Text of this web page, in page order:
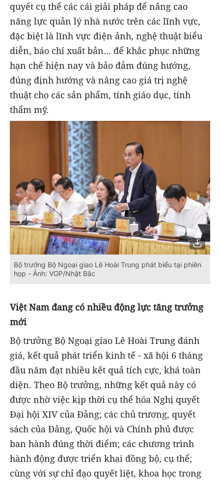
quyết cụ thể các cái giải pháp để nâng cao
năng lực quản lý nhà nước trên các lĩnh vực,
đặc biệt là lĩnh vực điện ảnh, nghệ thuật biểu
diễn, báo chí xuất bản… để khắc phục những
hạn chế hiện nay và bảo đảm đúng hướng,
đúng định hướng và nâng cao giá trị nghệ
thuật cho các sản phẩm, tính giáo dục, tính
thẩm mỹ.
Bộ trưởng Bộ Ngoại giao Lê Hoài Trung phát biểu tại phiên
họp - Ảnh: VGP/Nhật Bắc
Việt Nam đang có nhiều động lực tăng trưởng
mới
Bộ trưởng Bộ Ngoại giao Lê Hoài Trung đánh
giá, kết quả phát triển kinh tế - xã hội 6 tháng
đầu năm đạt nhiều kết quả tích cực, khá toàn
diện. Theo Bộ trưởng, những kết quả này có
được nhờ việc kịp thời cụ thể hóa Nghị quyết
Đại hội XIV của Đảng; các chủ trương, quyết
sách của Đảng, Quốc hội và Chính phủ được
ban hành đúng thời điểm; các chương trình
hành động được triển khai đồng bộ, cụ thể;
cùng với sự chỉ đạo quyết liệt, khoa học trong